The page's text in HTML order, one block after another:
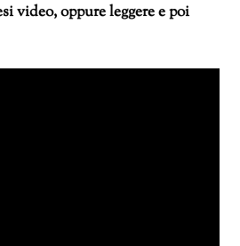
video, oppure leggere e poi